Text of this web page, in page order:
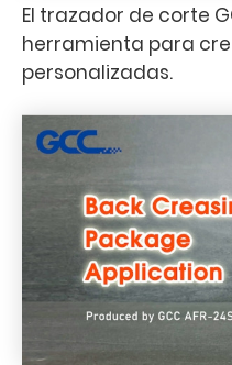
El trazador de corte
herramienta para
personalizadas.